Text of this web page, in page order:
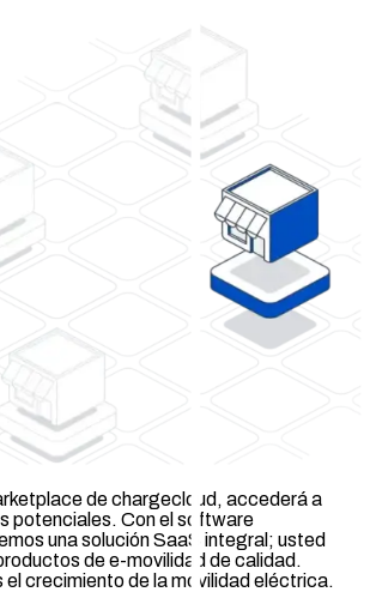
de chargecloud, accederá a
potenciales. Con el software
una solución SaaS integral; usted
de e-movilidad de calidad.
el crecimiento de la movilidad eléctrica.